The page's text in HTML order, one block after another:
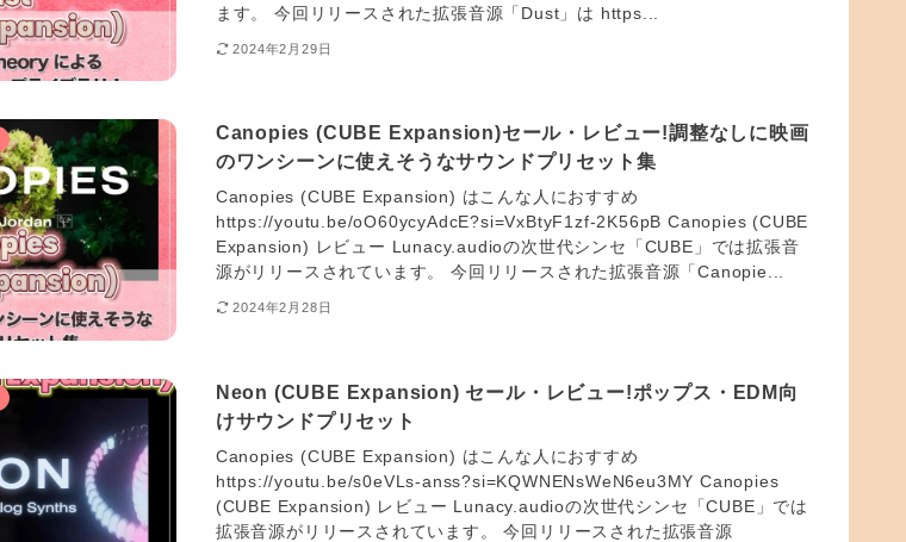
ます。 今回リリースされた拡張音源「Dust」は https...
2024年2月29日
Canopies (CUBE Expansion)セール・レビュー!調整なしに映画
のワンシーンに使えそうなサウンドプリセット集
Canopies (CUBE Expansion) はこんな人におすすめ
https://youtu.be/oO60ycyAdcE?si=VxBtyF1zf-2K56pB Canopies (CUBE
Expansion) レビュー Lunacy.audioの次世代シンセ「CUBE」では拡張音
源がリリースされています。 今回リリースされた拡張音源「Canopie...
2024年2月28日
Neon (CUBE Expansion) セール・レビュー!ポップス・EDM向
けサウンドプリセット
Canopies (CUBE Expansion) はこんな人におすすめ
https://youtu.be/s0eVLs-anss?si=KQWNENsWeN6eu3MY Canopies
(CUBE Expansion) レビュー Lunacy.audioの次世代シンセ「CUBE」では
拡張音源がリリースされています。 今回リリースされた拡張音源